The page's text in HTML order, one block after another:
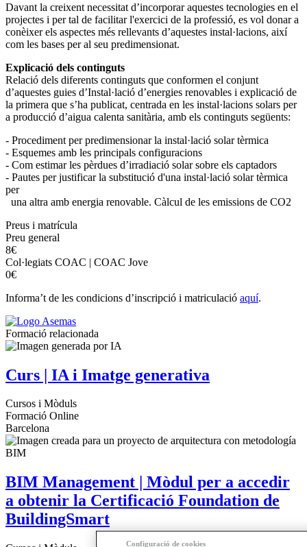
Davant la creixent necessitat d’incorporar aquestes tecnologies en el
projectes i per tal de facilitar l'exercici de la professió, es vol donar a
conèixer els aspectes més rellevants d’aquestes instal·lacions, així
com les bases per al seu predimensionat.
Explicació dels continguts
Relació dels diferents continguts que conformen el conjunt
d’aquestes guies d’Instal·lació d’energies renovables i explicació de
la primera que s’ha publicat, centrada en les instal·lacions solars per
a producció d’aigua calenta sanitària, amb els continguts següents:
- Procediment per predimensionar la instal·lació solar tèrmica
- Esquemes amb les principals configuracions
- Com estimar les pèrdues d’irradiació solar sobre els captadors
- Pautes per justificar la substitució d'una instal·lació solar tèrmica
per
una altra amb energia renovable. Càlcul de les emissions de CO2
Preus i matrícula
Preu general
8€
Col·legiats COAC | COAC Jove
0€
Informa’t de les condicions d’inscripció i matriculació aquí.
Formació relacionada
Curs | IA i Imatge generativa
Cursos i Mòduls
Formació Online
Barcelona
BIM Management | Mòdul per a accedir
a obtenir la Certificació Foundation de
BuildingSmart
Configuració de cookies